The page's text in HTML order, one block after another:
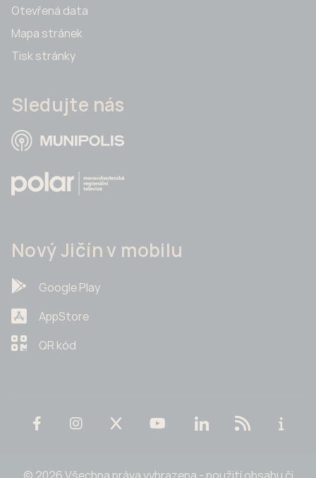
Otevřená data
Mapa stránek
Tisk stránky
Sledujte nás
Nový Jičín v mobilu
Google Play
AppStore
QR kód